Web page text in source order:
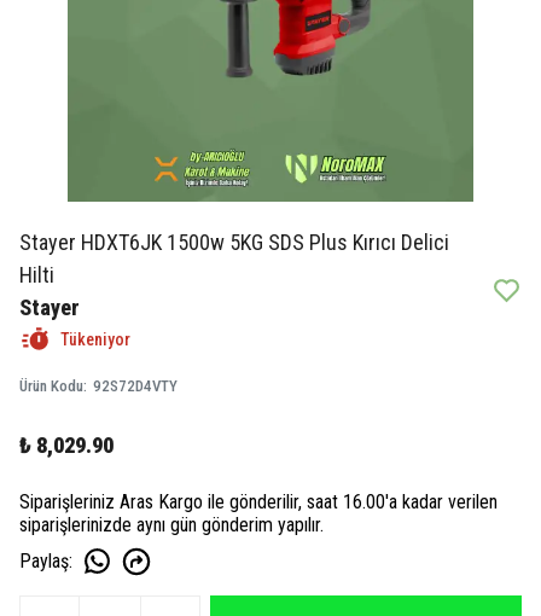
Stayer HDXT6JK 1500w 5KG SDS Plus Kırıcı Delici
Hilti
Stayer
Tükeniyor
Ürün Kodu: 92S72D4VTY
₺ 8,029.90
Siparişleriniz Aras Kargo ile gönderilir, saat 16.00'a kadar verilen
siparişlerinizde aynı gün gönderim yapılır.
Paylaş: